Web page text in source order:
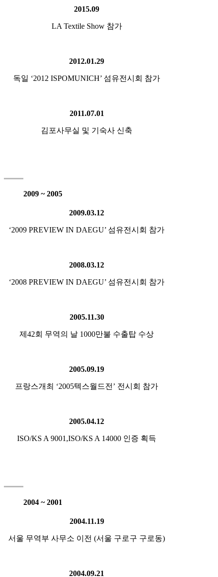
2015.09
LA Textile Show 참가
2012.01.29
독일 ‘2012 ISPOMUNICH’ 섬유전시회 참가
2011.07.01
김포사무실 및 기숙사 신축
2009 ~ 2005
2009.03.12
‘2009 PREVIEW IN DAEGU’ 섬유전시회 참가
2008.03.12
‘2008 PREVIEW IN DAEGU’ 섬유전시회 참가
2005.11.30
제42회 무역의 날 1000만불 수출탑 수상
2005.09.19
프랑스개최 ‘2005텍스월드전’ 전시회 참가
2005.04.12
ISO/KS A 9001,ISO/KS A 14000 인증 획득
2004 ~ 2001
2004.11.19
서울 무역부 사무소 이전 (서울 구로구 구로동)
2004.09.21